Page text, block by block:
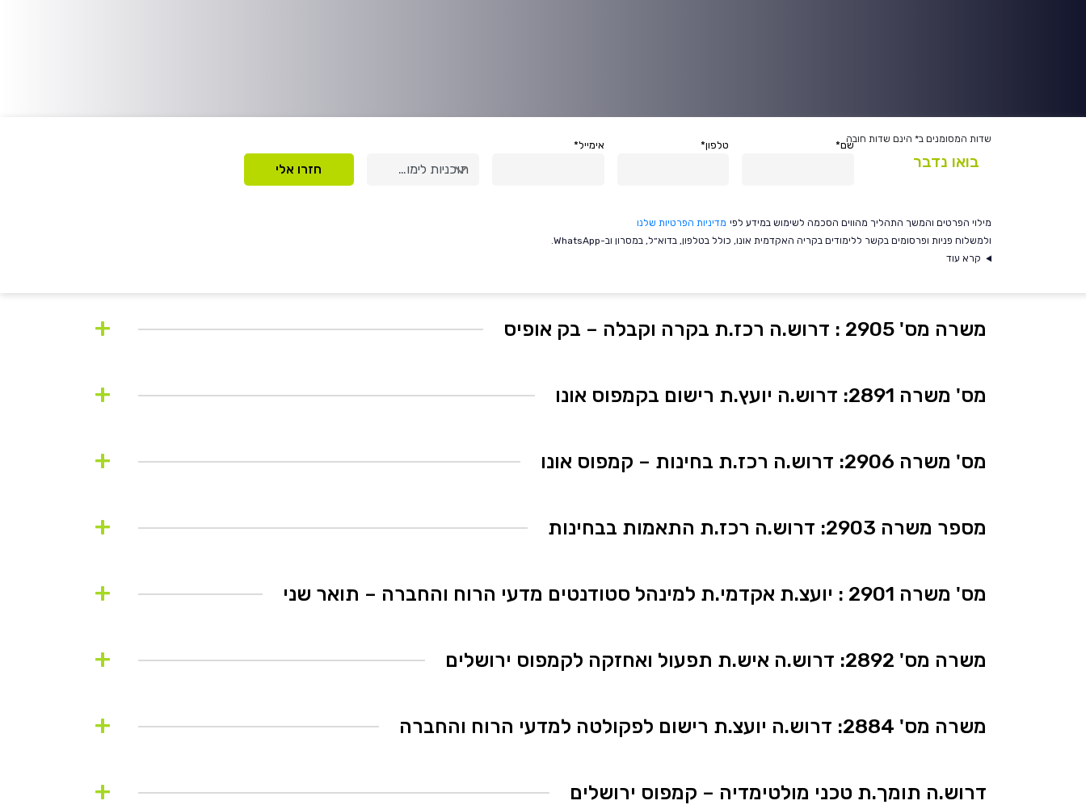
בואו נדבר
שדות המסומנים ב* הינם שדות חובה
בואו נדבר
שם* טלפון* אימייל*
תוכניות לימוד* חזרו אלי
מילוי הפרטים והמשך התהליך מהווים הסכמה לשימוש במידע לפי מדיניות הפרטיות שלנו
ולמשלוח פניות ופרסומים בקשר ללימודים בקריה האקדמית אונו, כולל בטלפון, בדוא״ל, במסרון וב-WhatsApp.
קרא עוד
משרה מס' 2905 : דרוש.ה רכז.ת בקרה וקבלה – בק אופיס +
מס' משרה 2891: דרוש.ה יועץ.ת רישום בקמפוס אונו +
מס' משרה 2906: דרוש.ה רכז.ת בחינות – קמפוס אונו +
מספר משרה 2903: דרוש.ה רכז.ת התאמות בבחינות +
מס' משרה 2901 : יועצ.ת אקדמי.ת למינהל סטודנטים מדעי הרוח והחברה – תואר שני +
משרה מס' 2892: דרוש.ה איש.ת תפעול ואחזקה לקמפוס ירושלים +
משרה מס' 2884: דרוש.ה יועצ.ת רישום לפקולטה למדעי הרוח והחברה +
דרוש.ה תומך.ת טכני מולטימדיה – קמפוס ירושלים +